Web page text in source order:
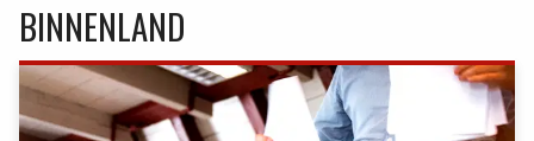
BINNENLAND